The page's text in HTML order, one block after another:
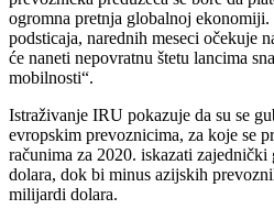
ogromna pretnja globalnoj
podsticaja, narednih meseci očekuje
će naneti nepovratnu štetu lancima
mobilnosti“.
Istraživanje IRU pokazuje da su se
evropskim prevoznicima, za koje se
računima za 2020. iskazati
dolara, dok bi minus azijskih
milijardi dolara.